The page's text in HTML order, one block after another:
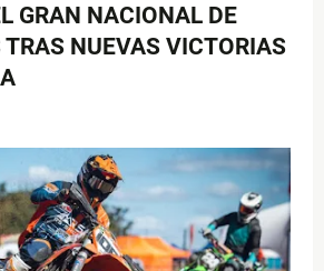
GRAN NACIONAL DE
TRAS NUEVAS VICTORIAS